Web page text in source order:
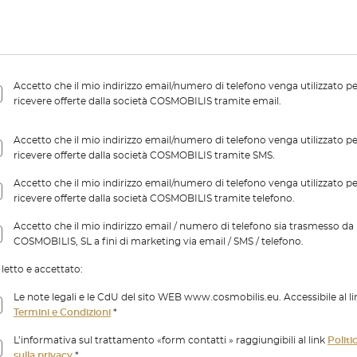
Accetto che il mio indirizzo email/numero di telefono venga utilizzato
ricevere offerte dalla società COSMOBILIS tramite email.
Accetto che il mio indirizzo email/numero di telefono venga utilizzato
ricevere offerte dalla società COSMOBILIS tramite SMS.
Accetto che il mio indirizzo email/numero di telefono venga utilizzato
ricevere offerte dalla società COSMOBILIS tramite telefono.
Accetto che il mio indirizzo email / numero di telefono sia trasmesso da
COSMOBILIS, SL a fini di marketing via email / SMS / telefono.
letto e accettato:
Le note legali e le CdU del sito WEB www.cosmobilis.eu. Accessibile al
Termini e Condizioni *
L’informativa sul trattamento «form contatti » raggiungibili al link